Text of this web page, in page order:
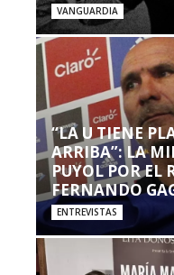
VANGUARDIA
“LA U TIENE
ARRIBA”: LA
PUYOL POR EL
FERNANDO
ENTREVISTAS